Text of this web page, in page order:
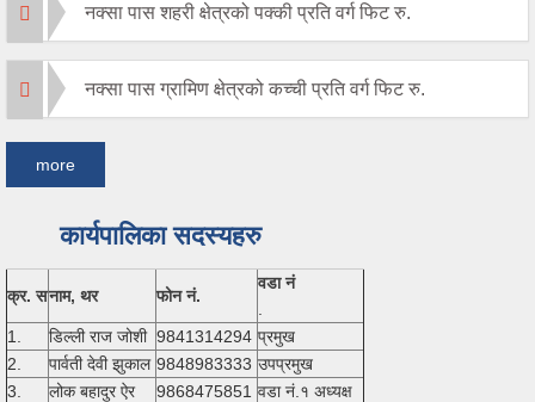
नक्सा पास शहरी क्षेत्रको पक्की प्रति वर्ग फिट रु.
नक्सा पास ग्रामिण क्षेत्रको कच्ची प्रति वर्ग फिट रु.
more
कार्यपालिका सदस्यहरु
क्र. सनाम, थर फोन नं.
वडा नं
1.
डिल्ली राज जोशी 9841314294 प्रमुख
2.
पार्वती देवी झुकाल 9848983333 उपप्रमुख
3.
लोक बहादुर ऐर 9868475851 वडा नं.१ अध्यक्ष